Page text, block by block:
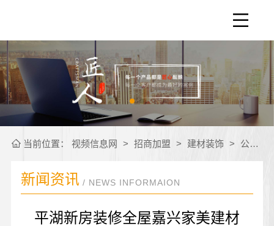
当前位置： 视频信息网 > 招商加盟 > 建材装饰 > 公司新闻
新闻资讯 / NEWS INFORMAION
平湖新房装修全屋嘉兴家美建材